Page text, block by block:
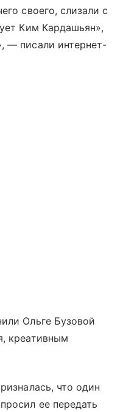
своего, слизали с
Ким Кардашьян»,
— писали интернет-
Ольге Бузовой
креативным
что один
ее передать